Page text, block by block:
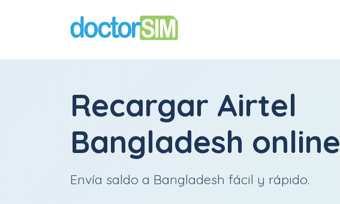
Recargar Airtel
Bangladesh online
Envía saldo a Bangladesh fácil y rápido.